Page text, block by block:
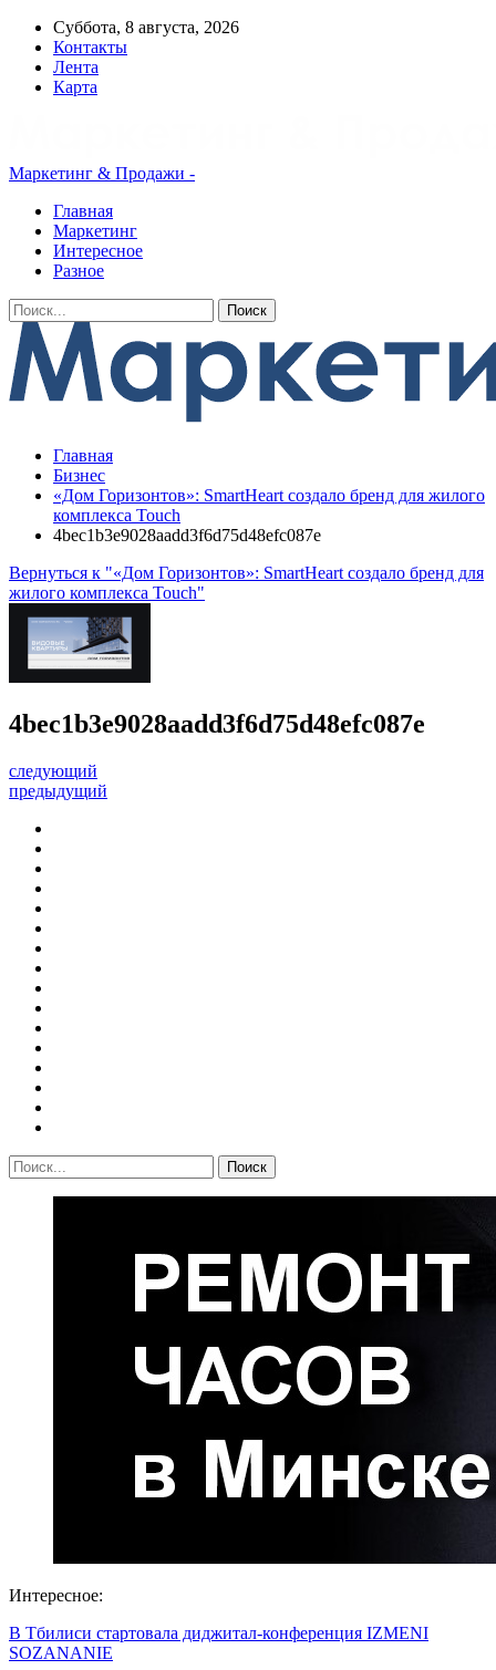
Суббота, 8 августа, 2026
Контакты
Лента
Карта
Маркетинг & Продажи -
Главная
Маркетинг
Интересное
Разное
Главная
Бизнес
«Дом Горизонтов»: SmartHeart создало бренд для жилого
комплекса Touch
4bec1b3e9028aadd3f6d75d48efc087e
Вернуться к "«Дом Горизонтов»: SmartHeart создало бренд для
жилого комплекса Touch"
4bec1b3e9028aadd3f6d75d48efc087e
следующий
предыдущий
Интересное:
В Тбилиси стартовала диджитал-конференция IZMENI
SOZANANIE